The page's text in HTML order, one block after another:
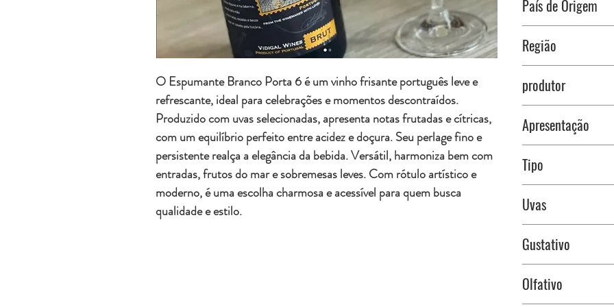
O Espumante Branco Porta 6 é um vinho frisante português leve e
refrescante, ideal para celebrações e momentos descontraídos.
Produzido com uvas selecionadas, apresenta notas frutadas e cítricas,
com um equilíbrio perfeito entre acidez e doçura. Seu perlage fino e
persistente realça a elegância da bebida. Versátil, harmoniza bem com
entradas, frutos do mar e sobremesas leves. Com rótulo artístico e
moderno, é uma escolha charmosa e acessível para quem busca
qualidade e estilo.
País de Origem
Região
produtor
Apresentação
750ml
Tipo
Uvas
Gustativo
Olfativo